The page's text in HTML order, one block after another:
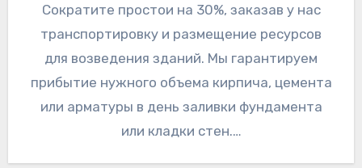
Сократите простои на 30%, заказав у нас
транспортировку и размещение ресурсов
для возведения зданий. Мы гарантируем
прибытие нужного объема кирпича, цемента
или арматуры в день заливки фундамента
или кладки стен.…